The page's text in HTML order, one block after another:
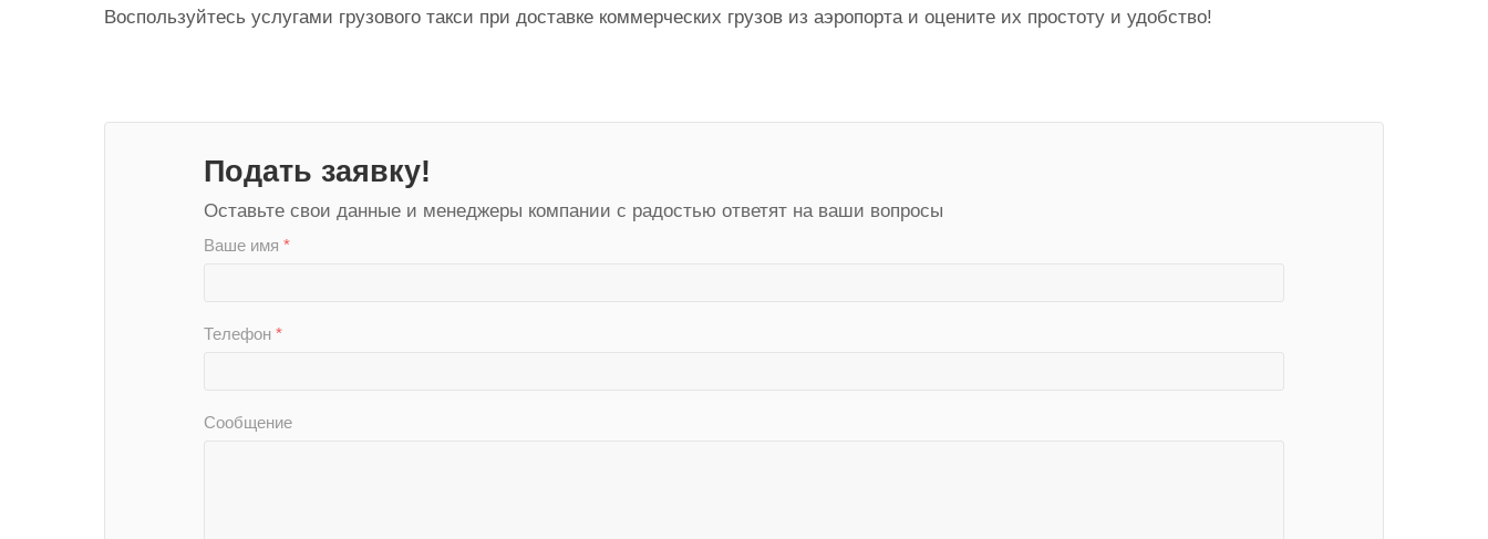
Воспользуйтесь услугами грузового такси при доставке коммерческих грузов из аэропорта и оцените их простоту и удобство!
Подать заявку!
Оставьте свои данные и менеджеры компании с радостью ответят на ваши вопросы
Ваше имя *
Телефон *
Сообщение